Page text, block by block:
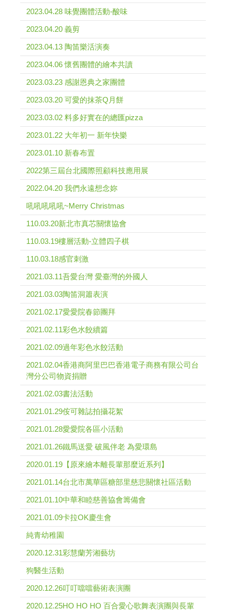
2023.04.28 味覺團體活動-酸味
2023.04.20 義剪
2023.04.13 陶笛樂活演奏
2023.04.06 懷舊團體的繪本共讀
2023.03.23 感謝恩典之家團體
2023.03.20 可愛的抹茶Q月餅
2023.03.02 料多好實在的總匯pizza
2023.01.22 大年初一 新年快樂
2023.01.10 新春布置
2022第三屆台北國際照顧科技應用展
2022.04.20 我們永遠想念妳
吼吼吼吼吼~Merry Christmas
110.03.20新北市真芯關懷協會
110.03.19樓層活動-立體四子棋
110.03.18感官刺激
2021.03.11吾愛台灣 愛臺灣的外國人
2021.03.03陶笛洞簫表演
2021.02.17愛愛院春節團拜
2021.02.11彩色水餃續篇
2021.02.09過年彩色水餃活動
2021.02.04香港商阿里巴巴香港電子商務有限公司台
灣分公司物資捐贈
2021.02.03書法活動
2021.01.29侒可雜誌拍攝花絮
2021.01.28愛愛院各區小活動
2021.01.26鐵馬送愛 破風伴老 為愛環島
2020.01.19【原來繪本離長輩那麼近系列】
2021.01.14台北市萬華區糖部里慈悲關懷社區活動
2021.01.10中華和睦慈善協會籌備會
2021.01.09卡拉OK慶生會
純青幼稚園
2020.12.31彩慧蘭芳湘藝坊
狗醫生活動
2020.12.26叮叮噹噹藝術表演團
2020.12.25HO HO HO 百合愛心歌舞表演團與長輩